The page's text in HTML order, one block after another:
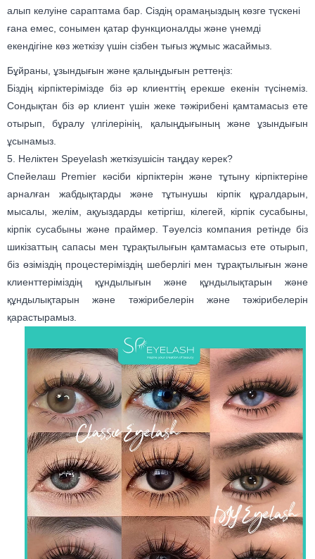
алып келуіне сараптама бар. Сіздің орамаңыздың көзге түскені
ғана емес, сонымен қатар функционалды және үнемді
екендігіне көз жеткізу үшін сізбен тығыз жұмыс жасаймыз.
Бұйраны, ұзындығын және қалыңдығын реттеңіз:
Біздің кірпіктерімізде біз әр клиенттің ерекше екенін түсінеміз.
Сондықтан біз әр клиент үшін жеке тәжірибені қамтамасыз ете
отырып, бұралу үлгілерінің, қалыңдығының және ұзындығын
ұсынамыз.
5. Неліктен Speyelash жеткізушісін таңдау керек?
Спейелаш Premier кәсіби кірпіктерін және тұтыну кірпіктеріне
арналған жабдықтарды және тұтынушы кірпік құралдарын,
мысалы, желім, ақуыздарды кетіргіш, кілегей, кірпік сусабыны,
кірпік сусабыны және праймер. Тәуелсіз компания ретінде біз
шикізаттың сапасы мен тұрақтылығын қамтамасыз ете отырып,
біз өзіміздің процестеріміздің шеберлігі мен тұрақтылығын және
клиенттеріміздің құндылығын және құндылықтарын және
құндылықтарын және тәжірибелерін және тәжірибелерін
қарастырамыз.